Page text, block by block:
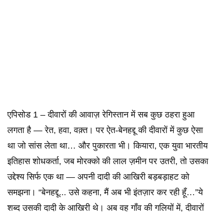
एपिसोड 1 – दीवारों की आवाज़ रेगिस्तान में सब कुछ ठहरा हुआ
लगता है — रेत, हवा, वक़्त। पर ऐत-बेनहद्दू की दीवारों में कुछ ऐसा
था जो सांस लेता था… और पुकारता भी। कियारा, एक युवा भारतीय
इतिहास शोधकर्ता, जब मोरक्को की लाल ज़मीन पर उतरी, तो उसका
उद्देश्य सिर्फ एक था — अपनी दादी की आखिरी बड़बड़ाहट को
समझना। “बेनहद्दू... उसे कहना, मैं अब भी इंतज़ार कर रही हूँ…”ये
शब्द उसकी दादी के आखिरी थे। अब वह गाँव की गलियों में, दीवारों